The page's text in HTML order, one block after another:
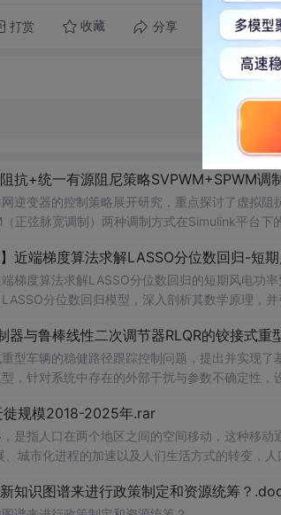
打赏 收藏 分享 转发到动
抗+统一有源阻尼策略SVPWM+SPWM调
逆变器的控制策略展开研究，重点探讨了虚拟
正弦脉宽调制）两种调制方式在Simulink平台
现、动态响应分析及谐波抑制效果评估，同时拓
：适用于从事电力电子、新能源发电、智能电网及相关领域的研究生、
具备三相并网逆变器控制理论基础并熟悉MATLAB/
并网逆变器产品提供先进的控制方案与技术原型支持；; 阅读建议：
真验证，重点关注虚拟阻抗参数设计与有源阻尼
的正负序控制、中点电位平衡等先进控制技术
】近端梯度算法求解LASSO分位数回归-短
梯度算法求解LASSO分位数回归的短期风电功
分位数回归模型，深入剖析其数学原理，
法具有更强的稳定性和准确性。此外，文档还
预测与智能优化中的广泛适用性与实践价值。; 适合人群：具备扎实的数学
从事新能源发电预测、电力系统调度、智能优
位数回归及近端梯度优化算法的学者提供可复
、微网能量管理等工程场景下的核心数据分析与决策支持工具
与分位数回归理论基础上，结合Matlab代码逐
与鲁棒线性二次调节器RLQR的铰接式重
型车辆的稳健路径跟踪控制问题，提出并实现
，针对系统中存在的外部干扰与参数不确定性
仿真工具，从事
员及工程技术人员。; 使用场景及目标：①应用于铰接式重型车辆（如矿用卡车、大
踪控制系统设计；②为解决存在模型不确定性
运行并调试所提供的仿真程序，深入理解H∞与
规模2018-2025年.rar
是指人口在两个地区之间的空间移动，这种移
城市化进程的加速以及人们生活方式的转变，
知识图谱来进行政策制定和资源统筹？